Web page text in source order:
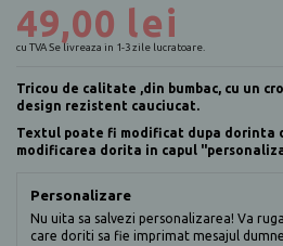
49,00 lei
cu TVASe livreaza in 1-3 zile lucratoare.
Tricou de calitate ,din bumbac, cu un
design rezistent cauciucat.
Textul poate fi modificat dupa dorinta
modificarea dorita in capul
Personalizare
Nu uita sa salvezi personalizarea! Va
care doriti sa fie imprimat mesajul